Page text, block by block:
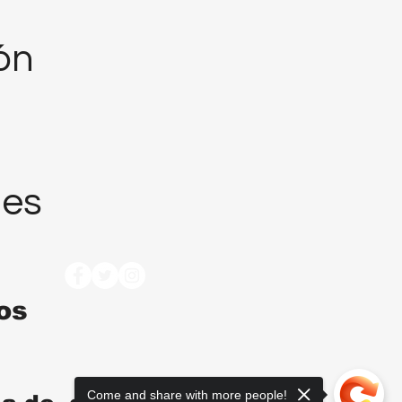
Come and share with more people!